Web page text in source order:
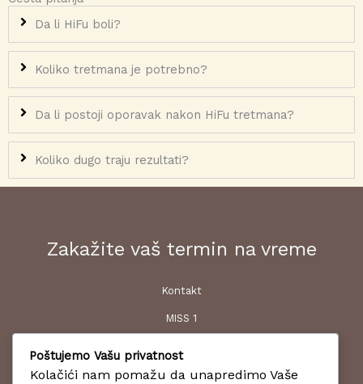
Da li HiFu boli?
Koliko tretmana je potrebno?
Da li postoji oporavak nakon HiFu tretmana?
Koliko dugo traju rezultati?
Zakažite vaš termin na vreme
Kontakt
MISS 1
T.C. Vidikovac Kneza Višeslava 63 11000 Beograd
+381 11 35 62 661
MISS 2
Poštujemo Vašu privatnost
Kolačići nam pomažu da unapredimo Vaše